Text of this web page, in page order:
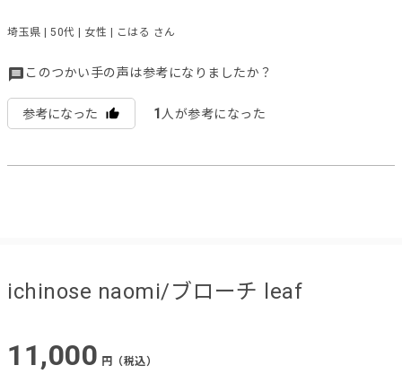
埼玉県 | 50代 | 女性 | こはる さん
このつかい手の声は参考になりましたか？
参考になった 1 人が参考になった
ichinose naomi/ブローチ leaf
11,000 円（税込）